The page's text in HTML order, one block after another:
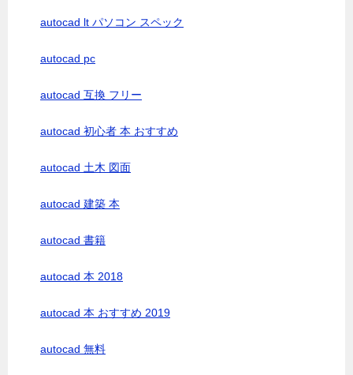
autocad lt パソコン スペック
autocad pc
autocad 互換 フリー
autocad 初心者 本 おすすめ
autocad 土木 図面
autocad 建築 本
autocad 書籍
autocad 本 2018
autocad 本 おすすめ 2019
autocad 無料